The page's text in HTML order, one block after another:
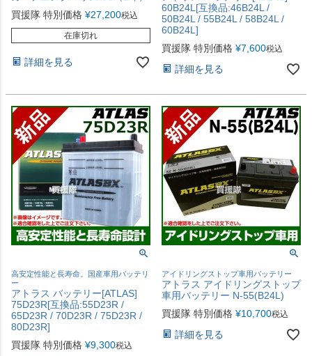
買援隊 特別価格 ¥27,200税込
在庫切れ
詳細を見る
60B24L[互換品:46B24L /
50B24L / 55B24L / 58B24L /
60B24L]
買援隊 特別価格 ¥7,600税込
詳細を見る
高安定性能と長寿命。国産車用バッテリ
ー
アトラス バッテリー[ATLAS]
75D23R[互換品:55D23R /
65D23R / 70D23R / 75D23R /
80D23R]
買援隊 特別価格 ¥9,300税込
アイドリングストップ車用バッテリー
アトラス アイドリングストップ
車用バッテリー N-55(B24L)
買援隊 特別価格 ¥10,700税込
詳細を見る